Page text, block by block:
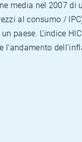
media nel 2007
al consumo /
paese. L'indice
l'andamento